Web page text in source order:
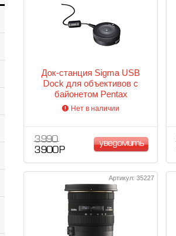
Док-станция Sigma USB
Dock для объективов с
байонетом Pentax
Нет в наличии
3 990
3 900 Р
уведомить
Артикул: 35227